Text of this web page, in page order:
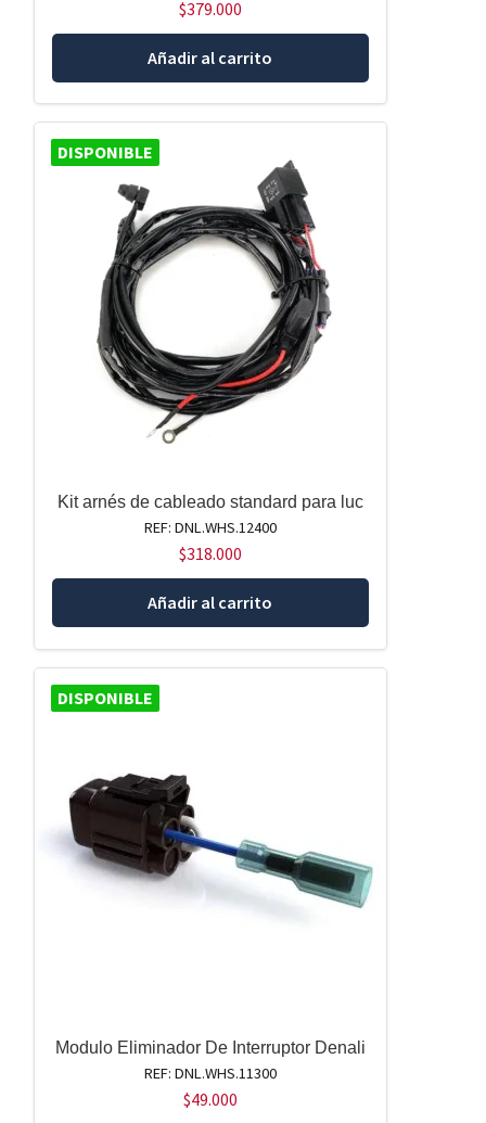
$379.000
Añadir al carrito
DISPONIBLE
Kit arnés de cableado standard para luc
REF: DNL.WHS.12400
$318.000
Añadir al carrito
DISPONIBLE
Modulo Eliminador De Interruptor Denali
REF: DNL.WHS.11300
$49.000